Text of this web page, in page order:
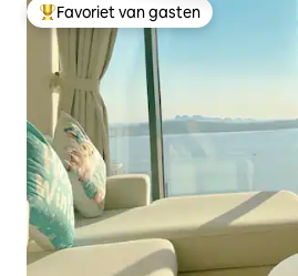
Topfavoriet van gasten
Favoriet van gasten